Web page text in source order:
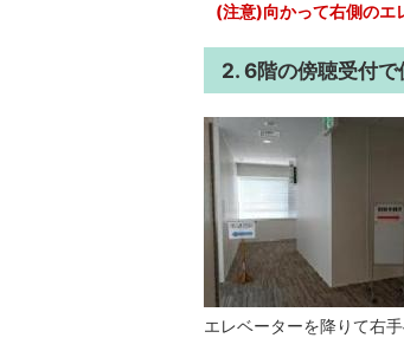
(注意)向かって右側のエ
2. 6階の傍聴受付で
エレベーターを降りて右